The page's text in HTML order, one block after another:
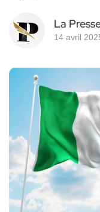
La
14 avril